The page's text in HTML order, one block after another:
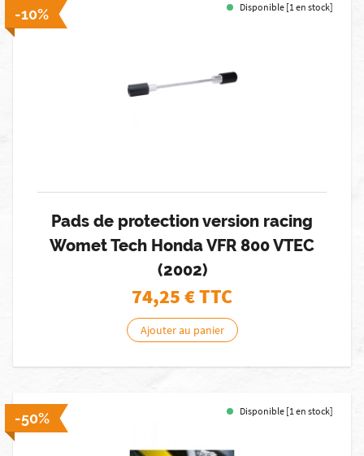
-10% Disponible [1 en stock]
Pads de protection version racing
Womet Tech Honda VFR 800 VTEC
(2002)
74,25€ TTC
Ajouter au panier
-50% Disponible [1 en stock]